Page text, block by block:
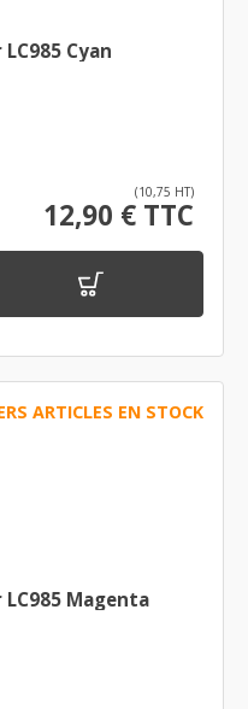
Cyan
(10,75 HT)
12,90 € TTC
ARTICLES EN STOCK
Magenta